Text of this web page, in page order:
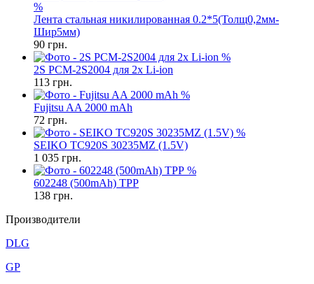
%
Лента стальная никилированная 0.2*5(Толщ0,2мм-
Шир5мм)
90 грн.
%
2S PCM-2S2004 для 2х Li-ion
113 грн.
%
Fujitsu AA 2000 mAh
72 грн.
%
SEIKO TC920S 30235MZ (1.5V)
1 035 грн.
%
602248 (500mAh) TPP
138 грн.
Производители
DLG
GP